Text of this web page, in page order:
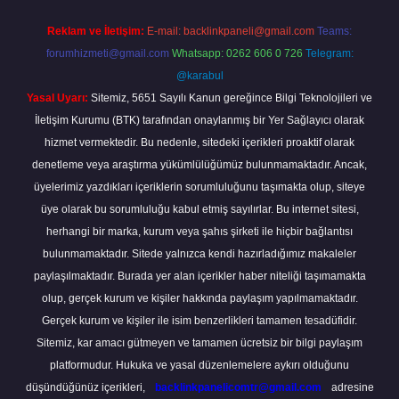
Reklam ve İletişim: E-mail: backlinkpaneli@gmail.com Teams:
forumhizmeti@gmail.com Whatsapp: 0262 606 0 726 Telegram:
@karabul
Yasal Uyarı: Sitemiz, 5651 Sayılı Kanun gereğince Bilgi Teknolojileri ve
İletişim Kurumu (BTK) tarafından onaylanmış bir Yer Sağlayıcı olarak
hizmet vermektedir. Bu nedenle, sitedeki içerikleri proaktif olarak
denetleme veya araştırma yükümlülüğümüz bulunmamaktadır. Ancak,
üyelerimiz yazdıkları içeriklerin sorumluluğunu taşımakta olup, siteye
üye olarak bu sorumluluğu kabul etmiş sayılırlar. Bu internet sitesi,
herhangi bir marka, kurum veya şahıs şirketi ile hiçbir bağlantısı
bulunmamaktadır. Sitede yalnızca kendi hazırladığımız makaleler
paylaşılmaktadır. Burada yer alan içerikler haber niteliği taşımamakta
olup, gerçek kurum ve kişiler hakkında paylaşım yapılmamaktadır.
Gerçek kurum ve kişiler ile isim benzerlikleri tamamen tesadüfidir.
Sitemiz, kar amacı gütmeyen ve tamamen ücretsiz bir bilgi paylaşım
platformudur. Hukuka ve yasal düzenlemelere aykırı olduğunu
düşündüğünüz içerikleri,
backlinkpanelicomtr@gmail.com adresine